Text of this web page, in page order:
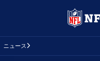
ニュース